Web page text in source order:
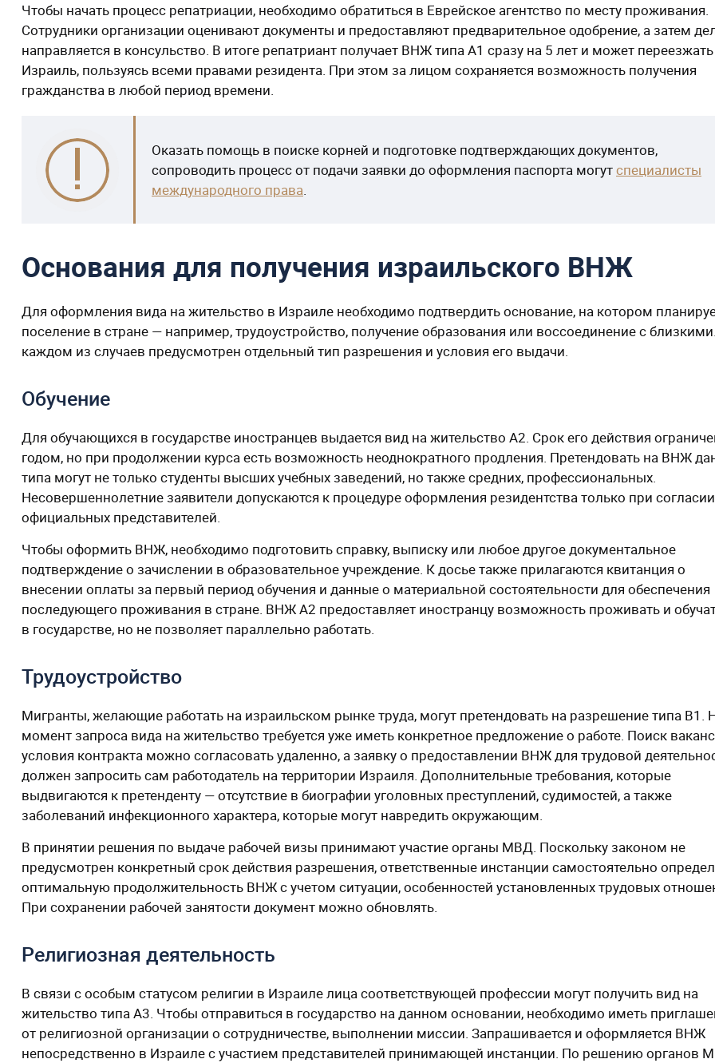
Чтобы начать процесс репатриации, необходимо обратиться в Еврейское агентство по месту проживания.
Сотрудники организации оценивают документы и предоставляют предварительное одобрение, а затем
направляется в консульство. В итоге репатриант получает ВНЖ типа А1 сразу на 5 лет и может
Израиль, пользуясь всеми правами резидента. При этом за лицом сохраняется возможность получения
гражданства в любой период времени.
Оказать помощь в поиске корней и подготовке подтверждающих документов,
сопроводить процесс от подачи заявки до оформления паспорта могутспециалисты
международного права.
Основания для получения израильского ВНЖ
Для оформления вида на жительство в Израиле необходимо подтвердить основание, на котором
поселение в стране — например, трудоустройство, получение образования или воссоединение с
каждом из случаев предусмотрен отдельный тип разрешения и условия его выдачи.
Обучение
Для обучающихся в государстве иностранцев выдается вид на жительство А2. Срок его действия
годом, но при продолжении курса есть возможность неоднократного продления. Претендовать на ВНЖ
типа могут не только студенты высших учебных заведений, но также средних, профессиональных.
Несовершеннолетние заявители допускаются к процедуре оформления резидентства только при
официальных представителей.
Чтобы оформить ВНЖ, необходимо подготовить справку, выписку или любое другое документальное
подтверждение о зачислении в образовательное учреждение. К досье также прилагаются квитанция о
внесении оплаты за первый период обучения и данные о материальной состоятельности для обеспечения
последующего проживания в стране. ВНЖ А2 предоставляет иностранцу возможность проживать и
в государстве, но не позволяет параллельно работать.
Трудоустройство
Мигранты, желающие работать на израильском рынке труда, могут претендовать на разрешение типа В1.
момент запроса вида на жительство требуется уже иметь конкретное предложение о работе. Поиск
условия контракта можно согласовать удаленно, а заявку о предоставлении ВНЖ для трудовой
должен запросить сам работодатель на территории Израиля. Дополнительные требования, которые
выдвигаются к претенденту — отсутствие в биографии уголовных преступлений, судимостей, а также
заболеваний инфекционного характера, которые могут навредить окружающим.
В принятии решения по выдаче рабочей визы принимают участие органы МВД. Поскольку законом не
предусмотрен конкретный срок действия разрешения, ответственные инстанции самостоятельно
оптимальную продолжительность ВНЖ с учетом ситуации, особенностей установленных трудовых
При сохранении рабочей занятости документ можно обновлять.
Религиозная деятельность
В связи с особым статусом религии в Израиле лица соответствующей профессии могут получить вид на
жительство типа А3. Чтобы отправиться в государство на данном основании, необходимо иметь
от религиозной организации о сотрудничестве, выполнении миссии. Запрашивается и оформляется ВНЖ
непосредственно в Израиле с участием представителей принимающей инстанции. По решению органов